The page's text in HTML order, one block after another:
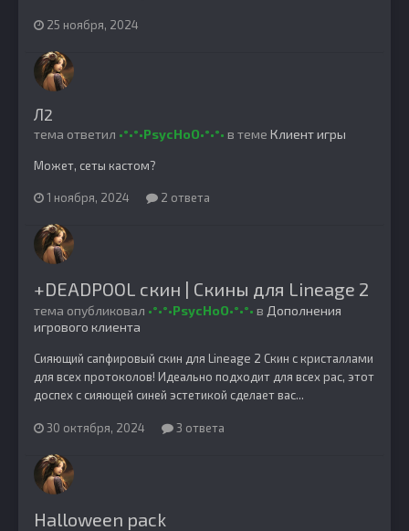
25 ноября, 2024
Л2
тема ответил •°•°•PsycHoO•°•°• в теме Клиент игры
Может, сеты кастом?
1 ноября, 2024 2 ответа
+DEADPOOL скин | Скины для Lineage 2
тема опубликовал •°•°•PsycHoO•°•°• в Дополнения
игрового клиента
Сияющий сапфировый скин для Lineage 2 Скин с кристаллами
для всех протоколов! Идеально подходит для всех рас, этот
доспех с сияющей синей эстетикой сделает вас...
30 октября, 2024 3 ответа
Halloween pack